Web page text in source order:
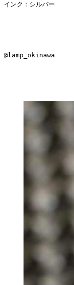
インク：シルバー
@lamp_okinawa